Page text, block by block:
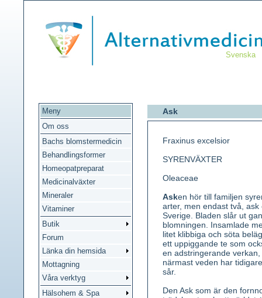
Svenska
Meny
Om oss
Bachs blomstermedicin
Behandlingsformer
Homeopatpreparat
Medicinalväxter
Mineraler
Vitaminer
Butik
Forum
Länka din hemsida
Mottagning
Våra verktyg
Hälsohem & Spa
Ask
Fraxinus excelsior
SYRENVÄXTER
Oleaceae
Asken hör till familjen
arter, men endast två,
Sverige. Bladen slår ut
blomningen. Insamlade
litet klibbiga och söta
ett uppiggande te som
en adstringerande
närmast veden har
sår.
Den Ask som är den